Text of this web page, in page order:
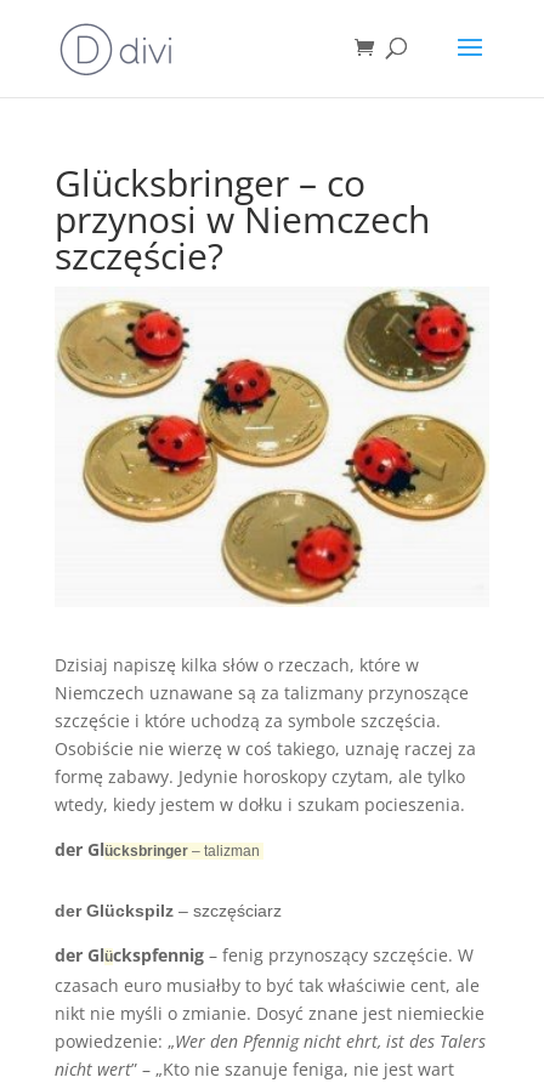
Glücksbringer – co
przynosi w Niemczech
szczęście?
Dzisiaj napiszę kilka słów o rzeczach, które w
Niemczech uznawane są za talizmany przynoszące
szczęście i które uchodzą za symbole szczęścia.
Osobiście nie wierzę w coś takiego, uznaję raczej za
formę zabawy. Jedynie horoskopy czytam, ale tylko
wtedy, kiedy jestem w dołku i szukam pocieszenia.
der Glücksbringer– talizman
der Glückspilz– szczęściarz
der Glückspfennig– fenig przynoszący szczęście. W
czasach euro musiałby to być tak właściwie cent, ale
nikt nie myśli o zmianie. Dosyć znane jest niemieckie
powiedzenie: „Wer den Pfennig nicht ehrt, ist des Talers
nicht wert” – „Kto nie szanuje feniga, nie jest wart